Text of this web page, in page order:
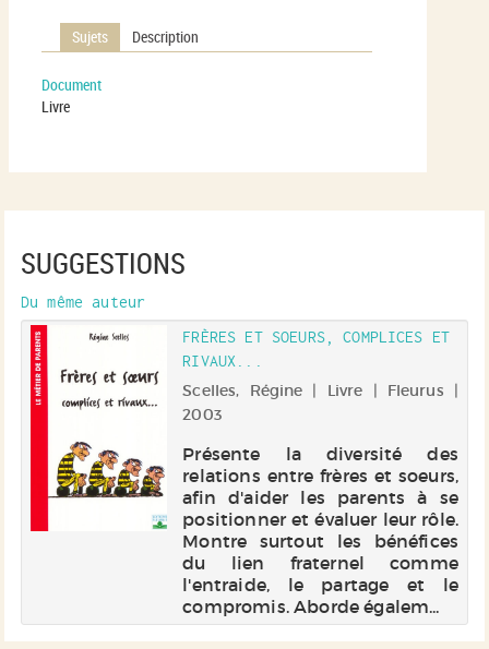
Sujets Description
Document
Livre
SUGGESTIONS
Du même auteur
FRÈRES ET SOEURS, COMPLICES ET
RIVAUX...
Scelles, Régine | Livre | Fleurus |
2003
Présente la diversité des
relations entre frères et soeurs,
afin d'aider les parents à se
positionner et évaluer leur rôle.
Montre surtout les bénéfices
du lien fraternel comme
l'entraide, le partage et le
compromis. Aborde égalem...